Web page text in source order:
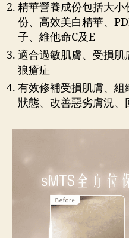
精華營養成份包括大
份、高效美白精華、
子、維他命C及E
適合過敏肌膚、受損
狼瘡症
有效修補受損肌膚、
狀態、改善惡劣膚況、